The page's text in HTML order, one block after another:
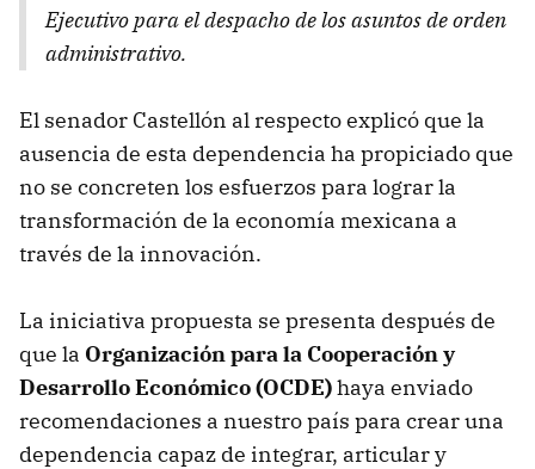
Ejecutivo para el despacho de los asuntos de orden
administrativo.
El senador Castellón al respecto explicó que la
ausencia de esta dependencia ha propiciado que
no se concreten los esfuerzos para lograr la
transformación de la economía mexicana a
través de la innovación.
La iniciativa propuesta se presenta después de
que la Organización para la Cooperación y
Desarrollo Económico (OCDE)haya enviado
recomendaciones a nuestro país para crear una
dependencia capaz de integrar, articular y